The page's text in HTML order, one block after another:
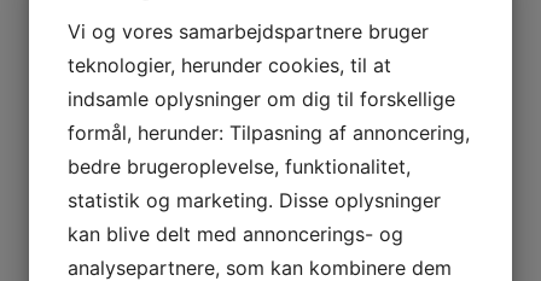
Gavekort
Kontakt os
Vi og vores samarbejdspartnere bruger
teknologier, herunder cookies, til at
indsamle oplysninger om dig til forskellige
formål, herunder: Tilpasning af annoncering,
bedre brugeroplevelse, funktionalitet,
statistik og marketing. Disse oplysninger
kan blive delt med annoncerings- og
analysepartnere, som kan kombinere dem